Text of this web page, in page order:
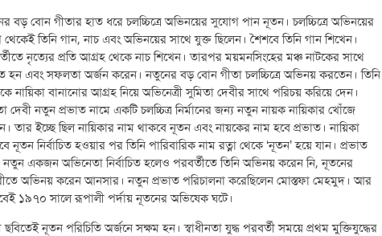
বড় বোন গীতার হাত ধরে চলচ্চিত্রে অভিনয়ের সুযোগ পান নূতন। চলচ্চিত্রে অভিনয়ের
তিনি গান, নাচ এবং অভিনয়ের সাথে যুক্ত ছিলেন। শৈশবে তিনি গান শিখেন।
নৃত্যের প্রতি আগ্রহ থেকে নাচ শিখেন। তারপর ময়মনসিংহের মঞ্চ নাটকের সাথে
হন এবং সফলতা অর্জন করেন। নতুনের বড় বোন গীতা চলচ্চিত্রে অভিনয় করতেন। তিনি
নায়িকা বানানোর আগ্রহ নিয়ে অভিনেত্রী সুমিতা দেবীর সাথে পরিচয় করিয়ে দেন।
দেবী নতুন প্রভাত নামে একটি চলচ্চিত্র নির্মানের জন্য নতুন নায়ক নায়িকার খোঁজে
তার ইচ্ছে ছিল নায়িকার নাম থাকবে নূতন এবং নায়কের নাম হবে প্রভাত। নায়িকা
নূতন নির্বাচিত হওয়ার পর তিনি পারিবারিক নাম রত্না থেকে ‘নূতন’ হয়ে যান। প্রভাত
নতুন একজন অভিনেতা নির্বাচিত হলেও পরবর্তীতে তিনি অভিনয় করেন নি, নূতনের
অভিনয় করেন আনসার। নতুন প্রভাত পরিচালনা করেছিলেন মোস্তফা মেহমুদ। আর
১৯৭০ সালে রূপালী পর্দায় নূতনের অভিষেক ঘটে।
ছবিতেই নূতন পরিচিতি অর্জনে সক্ষম হন। স্বাধীনতা যুদ্ধ পরবর্তী সময়ে প্রথম মুক্তিযুদ্ধের